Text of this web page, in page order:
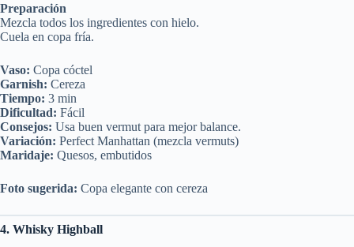
Preparación
Mezcla todos los ingredientes con hielo.
Cuela en copa fría.
Vaso: Copa cóctel
Garnish: Cereza
Tiempo: 3 min
Dificultad: Fácil
Consejos: Usa buen vermut para mejor balance.
Variación: Perfect Manhattan (mezcla vermuts)
Maridaje: Quesos, embutidos
Foto sugerida: Copa elegante con cereza
4. Whisky Highball